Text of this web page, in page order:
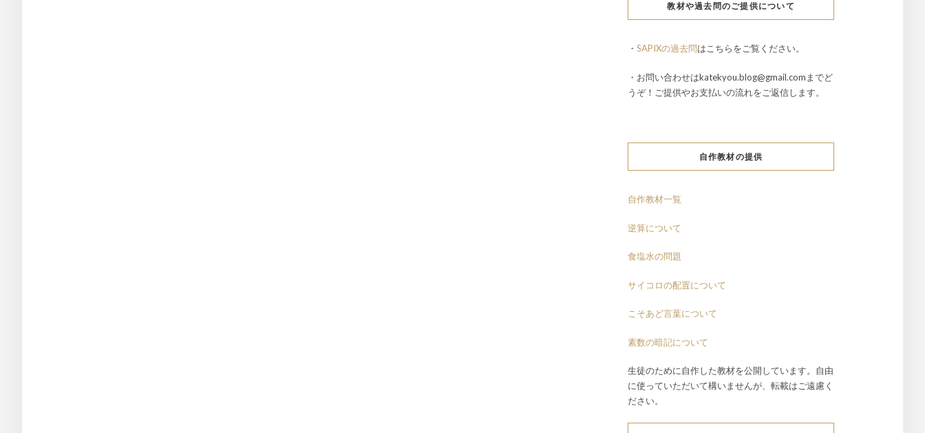
教材や過去問のご提供について
・ SAPIXの過去問はこちらをご覧ください。
・お問い合わせはkatekyou.blog@gmail.comまでど
うぞ！ご提供やお支払いの流れをご返信します。
自作教材の提供
自作教材一覧
逆算について
食塩水の問題
サイコロの配置について
こそあど言葉について
素数の暗記について
生徒のために自作した教材を公開しています。自由
に使っていただいて構いませんが、転載はご遠慮く
ださい。